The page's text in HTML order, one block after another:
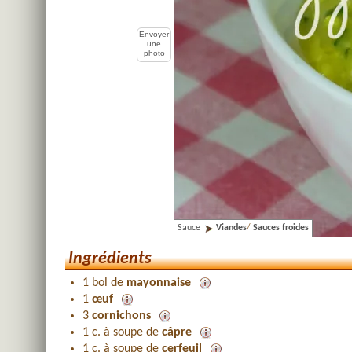
Envoyer
une
photo
Sauce Viandes/ Sauces froides
Ingrédients
1 bol de mayonnaise
1 œuf
3 cornichons
1 c. à soupe de câpre
1 c. à soupe de cerfeuil